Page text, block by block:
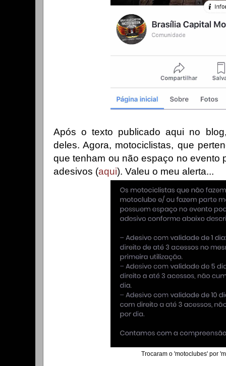
Após o texto publicado aqui no
deles. Agora, motociclistas, que
que tenham ou não espaço no evento
adesivos (aqui). Valeu o meu alerta...
Trocaram o 'motoclubes' por